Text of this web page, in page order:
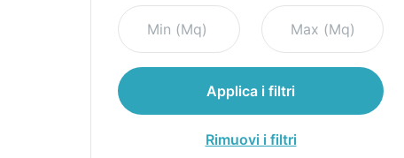
Applica i filtri
Rimuovi i filtri